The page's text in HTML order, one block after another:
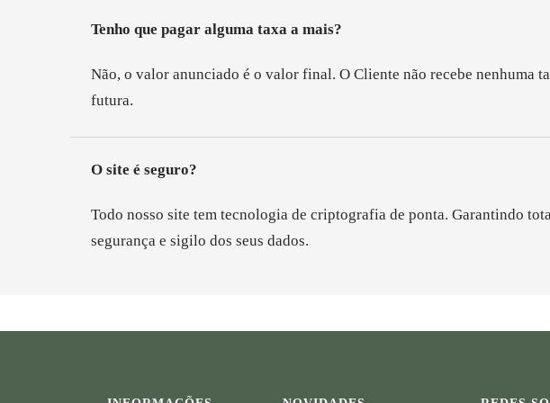
Tenho que pagar alguma taxa a mais?
Não, o valor anunciado é o valor final. O Cliente não recebe nenhuma
futura.
O site é seguro?
Todo nosso site tem tecnologia de criptografia de ponta. Garantindo
segurança e sigilo dos seus dados.